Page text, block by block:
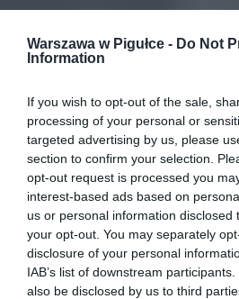
Warszawa w Pigułce - Do Not
Information
If you wish to opt-out of the sale,
processing of your personal or
targeted advertising by us, please
section to confirm your selection.
opt-out request is processed you
interest-based ads based on
us or personal information disclosed
your opt-out. You may separately
disclosure of your personal
IAB’s list of downstream
also be disclosed by us to third